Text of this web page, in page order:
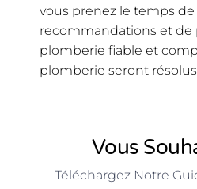
vous prenez le temps
recommandations et de
plomberie fiable et
plomberie seront
Vous
Téléchargez Notre